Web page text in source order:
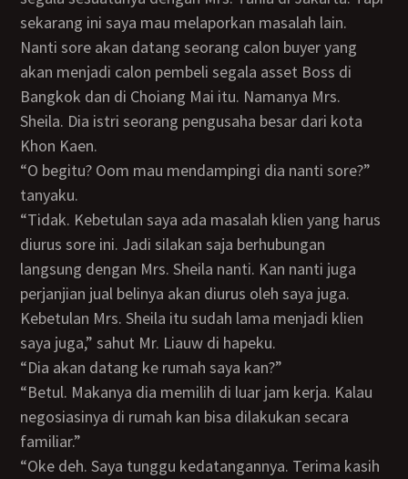
sekarang ini saya mau melaporkan masalah lain.
Nanti sore akan datang seorang calon buyer yang
akan menjadi calon pembeli segala asset Boss di
Bangkok dan di Choiang Mai itu. Namanya Mrs.
Sheila. Dia istri seorang pengusaha besar dari kota
Khon Kaen.
“O begitu? Oom mau mendampingi dia nanti sore?”
tanyaku.
“Tidak. Kebetulan saya ada masalah klien yang harus
diurus sore ini. Jadi silakan saja berhubungan
langsung dengan Mrs. Sheila nanti. Kan nanti juga
perjanjian jual belinya akan diurus oleh saya juga.
Kebetulan Mrs. Sheila itu sudah lama menjadi klien
saya juga,” sahut Mr. Liauw di hapeku.
“Dia akan datang ke rumah saya kan?”
“Betul. Makanya dia memilih di luar jam kerja. Kalau
negosiasinya di rumah kan bisa dilakukan secara
familiar.”
“Oke deh. Saya tunggu kedatangannya. Terima kasih